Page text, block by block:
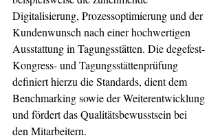
Digitalisierung, Prozessoptimierung und der
Kundenwunsch nach einer hochwertigen
Ausstattung in Tagungsstätten. Die degefest-
Kongress- und Tagungsstättenprüfung
definiert hierzu die Standards, dient dem
Benchmarking sowie der Weiterentwicklung
und fördert das Qualitätsbewusstsein bei
den Mitarbeitern.